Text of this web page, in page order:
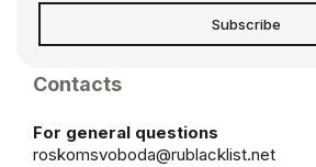
Subscribe
Contacts
For general questions
roskomsvoboda@rublacklist.net